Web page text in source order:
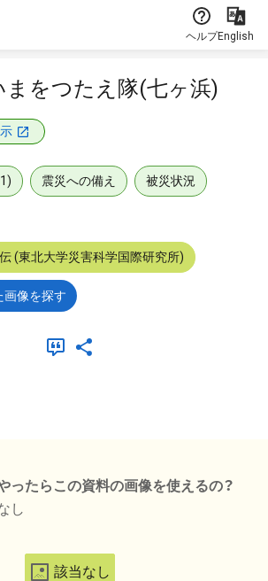
ヘルプEnglish
まをつたえ隊(七ヶ浜)
震災への備え 被災状況
(東北大学災害科学国際研究所)
画像を探す
ったらこの資料の画像を使えるの？
し
該当なし